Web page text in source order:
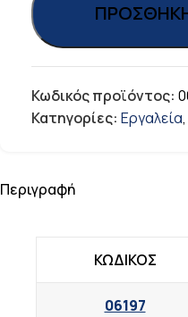
Κωδικός προϊόντος:
Κατηγορίες: Εργαλεία,
Περιγραφή
ΚΩΔΙΚΟΣ
06197